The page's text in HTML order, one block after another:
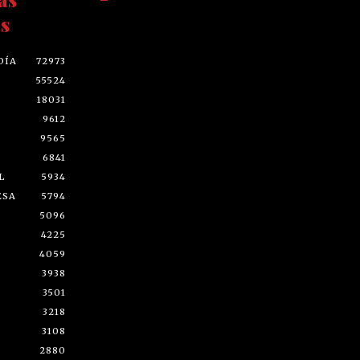
72973
55524
18031
9612
9565
6841
5934
5794
5096
4225
4059
3938
3501
3218
3108
2880